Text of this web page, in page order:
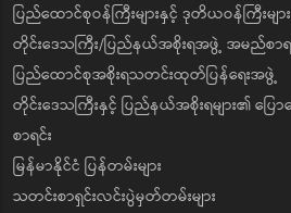
ပြည်ထောင်စုဝန်ကြီးများနှင့် ဒုတိယဝန်ကြီးများ
တိုင်းဒေသကြီး/ပြည်နယ်အစိုးရအဖွဲ့ အမည်စာရ
ပြည်ထောင်စုအစိုးရသတင်းထုတ်ပြန်ရေးအဖွဲ့
တိုင်းဒေသကြီးနှင့် ပြည်နယ်အစိုးရများ၏ ပြေ
စာရင်း
မြန်မာနိုင်ငံ ပြန်တမ်းများ
သတင်းစာရှင်းလင်းပွဲမှတ်တမ်းများ